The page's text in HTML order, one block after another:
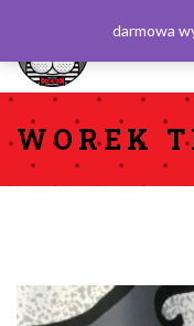
WOREK
darmowa